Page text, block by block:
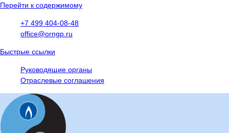
Перейти к содержимому
+7 499 404-08-48
office@orngp.ru
Быстрые ссылки
Руководящие органы
Отраслевые соглашения